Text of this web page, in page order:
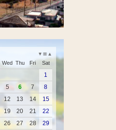
▲
〓
▼
Wed Thu Fri Sat
1
5 6 7
8
12 13 14
15
19 20 21
22
26 27 28
29